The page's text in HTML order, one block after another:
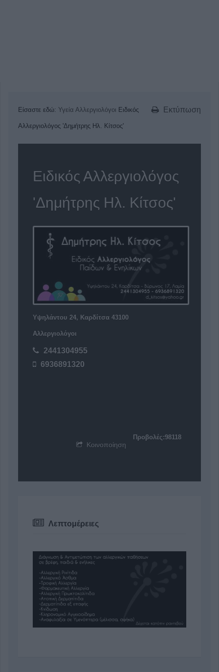
Εκτύπωση
Είσαστε εδώ: Υγεία Αλλεργιολόγοι Ειδικός
Αλλεργιολόγος 'Δημήτρης Ηλ. Κίτσος'
Ειδικός Αλλεργιολόγος
'Δημήτρης Ηλ. Κίτσος'
Υψηλάντου 24, Καρδίτσα 43100
Αλλεργιολόγοι
2441304955
6936891320
Προβολές:98118
Κοινοποίηση
Λεπτομέρειες